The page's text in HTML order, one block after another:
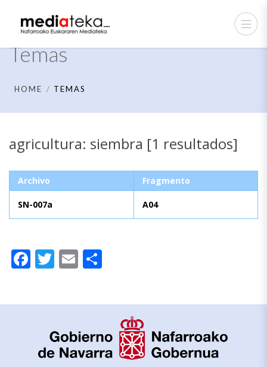
Temas
HOME TEMAS
agricultura: siembra [1 resultados]
Archivo Fragmento
SN-007a A04
Facebook
Twitter
Email